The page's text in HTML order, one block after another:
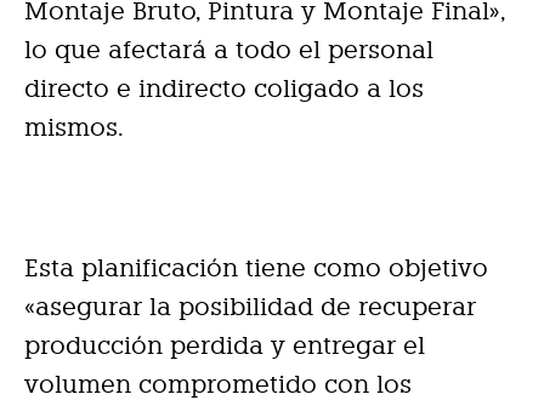
Montaje Bruto, Pintura y Montaje Final»,
lo que afectará a todo el personal
directo e indirecto coligado a los
mismos.
Esta planificación tiene como objetivo
«asegurar la posibilidad de recuperar
producción perdida y entregar el
volumen comprometido con los